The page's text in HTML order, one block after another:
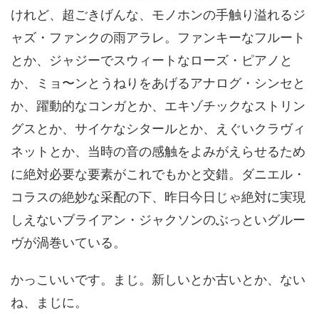
けれど、超ごきげんな、モノホンの手触り溢れるジ
ャズ・ファンクの雨アラレ。ファンキーなフルート
とか、ジャジーでスウィートなローズ・ピアノと
か、ミョ〜ンとうねりをあげるアナログ・シンセと
か、躍動的なコンガとか、エキゾチックなストリン
グスとか、サイケなシタールとか、えぐいクラヴィ
ネットとか、当時の音の感触をよみがえらせるため
に絶対必要な要素がこれでもかと交錯。ダニエル・
コラスの絶妙な采配の下、昨日今日じゃ絶対に実現
しえないブライアン・ジャクソンのぶっといグルー
ヴが渦巻いている。
かっこいいです。まじ。新しいとか古いとか、ない
ね、まじに。